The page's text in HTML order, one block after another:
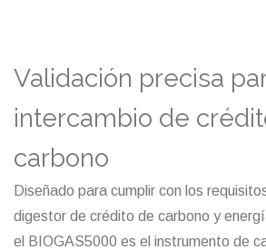
Validación precisa
intercambio de
carbono
Diseñado para cumplir con los
digestor de crédito de carbono y
el BIOGAS5000 es el instrumento de